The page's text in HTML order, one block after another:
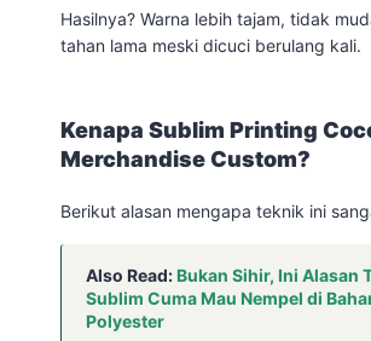
Hasilnya? Warna lebih tajam, tidak
tahan lama meski dicuci berulang kali.
Kenapa Sublim Printing
Merchandise Custom?
Berikut alasan mengapa teknik ini
Also Read:Bukan Sihir, Ini Alasan
Sublim Cuma Mau Nempel di
Polyester